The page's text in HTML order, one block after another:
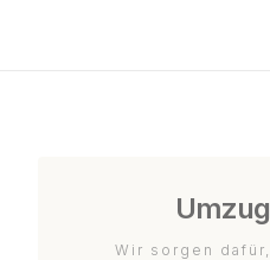
Wir sorgen